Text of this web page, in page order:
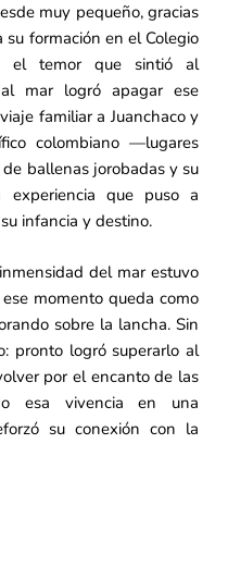
muy pequeño, gracias
formación en el Colegio
el temor que sintió al
mar logró apagar ese
familiar a Juanchaco y
colombiano —lugares
ballenas jorobadas y su
experiencia que puso a
infancia y destino.
del mar estuvo
momento queda como
sobre la lancha. Sin
pronto logró superarlo al
por el encanto de las
esa vivencia en una
su conexión con la